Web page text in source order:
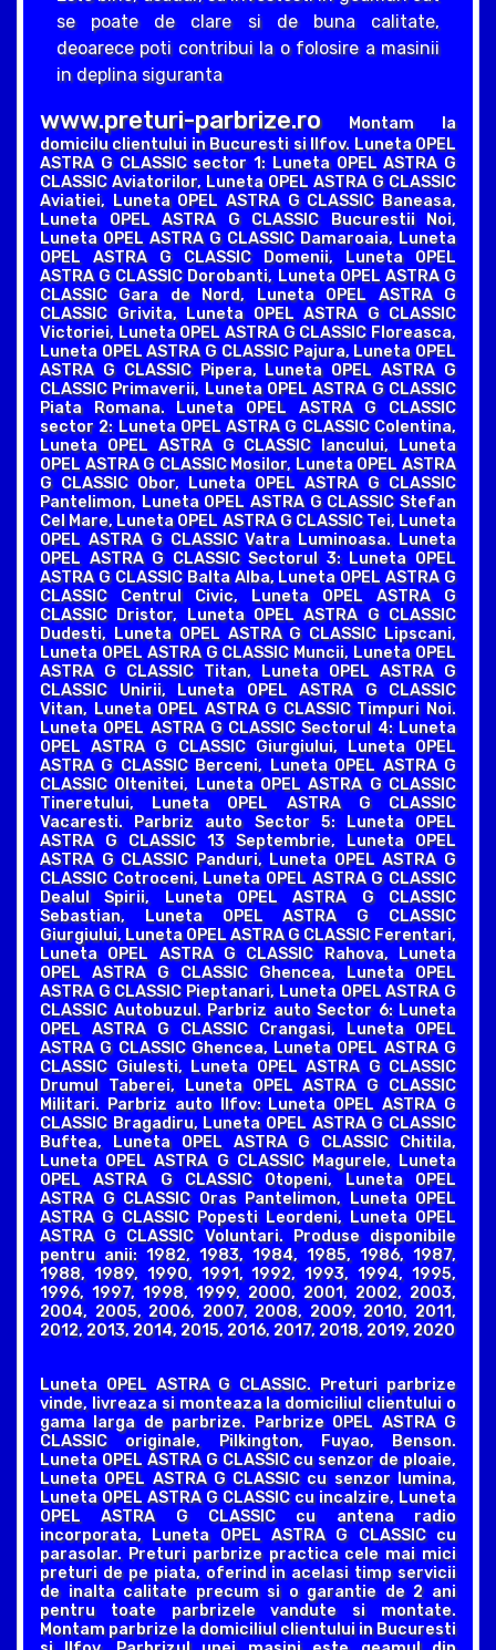
se poate de clare si de buna calitate,
deoarece poti contribui la o folosire a masinii
in deplina siguranta
www.preturi-parbrize.roMontam la
domicilu clientului in Bucuresti si Ilfov. Luneta OPEL
ASTRA G CLASSIC sector 1: Luneta OPEL ASTRA G
CLASSIC Aviatorilor, Luneta OPEL ASTRA G CLASSIC
Aviatiei, Luneta OPEL ASTRA G CLASSIC Baneasa,
Luneta OPEL ASTRA G CLASSIC Bucurestii Noi,
Luneta OPEL ASTRA G CLASSIC Damaroaia, Luneta
OPEL ASTRA G CLASSIC Domenii, Luneta OPEL
ASTRA G CLASSIC Dorobanti, Luneta OPEL ASTRA G
CLASSIC Gara de Nord, Luneta OPEL ASTRA G
CLASSIC Grivita, Luneta OPEL ASTRA G CLASSIC
Victoriei, Luneta OPEL ASTRA G CLASSIC Floreasca,
Luneta OPEL ASTRA G CLASSIC Pajura, Luneta OPEL
ASTRA G CLASSIC Pipera, Luneta OPEL ASTRA G
CLASSIC Primaverii, Luneta OPEL ASTRA G CLASSIC
Piata Romana. Luneta OPEL ASTRA G CLASSIC
sector 2: Luneta OPEL ASTRA G CLASSIC Colentina,
Luneta OPEL ASTRA G CLASSIC Iancului, Luneta
OPEL ASTRA G CLASSIC Mosilor, Luneta OPEL ASTRA
G CLASSIC Obor, Luneta OPEL ASTRA G CLASSIC
Pantelimon, Luneta OPEL ASTRA G CLASSIC Stefan
Cel Mare, Luneta OPEL ASTRA G CLASSIC Tei, Luneta
OPEL ASTRA G CLASSIC Vatra Luminoasa. Luneta
OPEL ASTRA G CLASSIC Sectorul 3: Luneta OPEL
ASTRA G CLASSIC Balta Alba, Luneta OPEL ASTRA G
CLASSIC Centrul Civic, Luneta OPEL ASTRA G
CLASSIC Dristor, Luneta OPEL ASTRA G CLASSIC
Dudesti, Luneta OPEL ASTRA G CLASSIC Lipscani,
Luneta OPEL ASTRA G CLASSIC Muncii, Luneta OPEL
ASTRA G CLASSIC Titan, Luneta OPEL ASTRA G
CLASSIC Unirii, Luneta OPEL ASTRA G CLASSIC
Vitan, Luneta OPEL ASTRA G CLASSIC Timpuri Noi.
Luneta OPEL ASTRA G CLASSIC Sectorul 4: Luneta
OPEL ASTRA G CLASSIC Giurgiului, Luneta OPEL
ASTRA G CLASSIC Berceni, Luneta OPEL ASTRA G
CLASSIC Oltenitei, Luneta OPEL ASTRA G CLASSIC
Tineretului, Luneta OPEL ASTRA G CLASSIC
Vacaresti. Parbriz auto Sector 5: Luneta OPEL
ASTRA G CLASSIC 13 Septembrie, Luneta OPEL
ASTRA G CLASSIC Panduri, Luneta OPEL ASTRA G
CLASSIC Cotroceni, Luneta OPEL ASTRA G CLASSIC
Dealul Spirii, Luneta OPEL ASTRA G CLASSIC
Sebastian, Luneta OPEL ASTRA G CLASSIC
Giurgiului, Luneta OPEL ASTRA G CLASSIC Ferentari,
Luneta OPEL ASTRA G CLASSIC Rahova, Luneta
OPEL ASTRA G CLASSIC Ghencea, Luneta OPEL
ASTRA G CLASSIC Pieptanari, Luneta OPEL ASTRA G
CLASSIC Autobuzul. Parbriz auto Sector 6: Luneta
OPEL ASTRA G CLASSIC Crangasi, Luneta OPEL
ASTRA G CLASSIC Ghencea, Luneta OPEL ASTRA G
CLASSIC Giulesti, Luneta OPEL ASTRA G CLASSIC
Drumul Taberei, Luneta OPEL ASTRA G CLASSIC
Militari. Parbriz auto Ilfov: Luneta OPEL ASTRA G
CLASSIC Bragadiru, Luneta OPEL ASTRA G CLASSIC
Buftea, Luneta OPEL ASTRA G CLASSIC Chitila,
Luneta OPEL ASTRA G CLASSIC Magurele, Luneta
OPEL ASTRA G CLASSIC Otopeni, Luneta OPEL
ASTRA G CLASSIC Oras Pantelimon, Luneta OPEL
ASTRA G CLASSIC Popesti Leordeni, Luneta OPEL
ASTRA G CLASSIC Voluntari. Produse disponibile
pentru anii: 1982, 1983, 1984, 1985, 1986, 1987,
1988, 1989, 1990, 1991, 1992, 1993, 1994, 1995,
1996, 1997, 1998, 1999, 2000, 2001, 2002, 2003,
2004, 2005, 2006, 2007, 2008, 2009, 2010, 2011,
2012, 2013, 2014, 2015, 2016, 2017, 2018, 2019, 2020
Luneta OPEL ASTRA G CLASSIC. Preturi parbrize
vinde, livreaza si monteaza la domiciliul clientului o
gama larga de parbrize. Parbrize OPEL ASTRA G
CLASSIC originale, Pilkington, Fuyao, Benson.
Luneta OPEL ASTRA G CLASSIC cu senzor de ploaie,
Luneta OPEL ASTRA G CLASSIC cu senzor lumina,
Luneta OPEL ASTRA G CLASSIC cu incalzire, Luneta
OPEL ASTRA G CLASSIC cu antena radio
incorporata, Luneta OPEL ASTRA G CLASSIC cu
parasolar. Preturi parbrize practica cele mai mici
preturi de pe piata, oferind in acelasi timp servicii
de inalta calitate precum si o garantie de 2 ani
pentru toate parbrizele vandute si montate.
Montam parbrize la domiciliul clientului in Bucuresti